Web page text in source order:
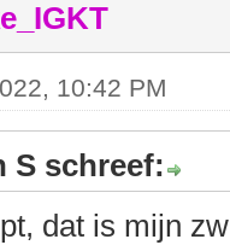
10:42 PM
S schreef:
dat is mijn